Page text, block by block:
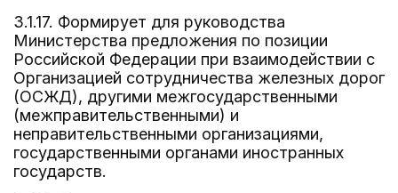
3.1.17. Формирует для руководства
Министерства предложения по позиции
Российской Федерации при взаимодействии с
Организацией сотрудничества железных дорог
(ОСЖД), другими межгосударственными
(межправительственными) и
неправительственными организациями,
государственными органами иностранных
государств.